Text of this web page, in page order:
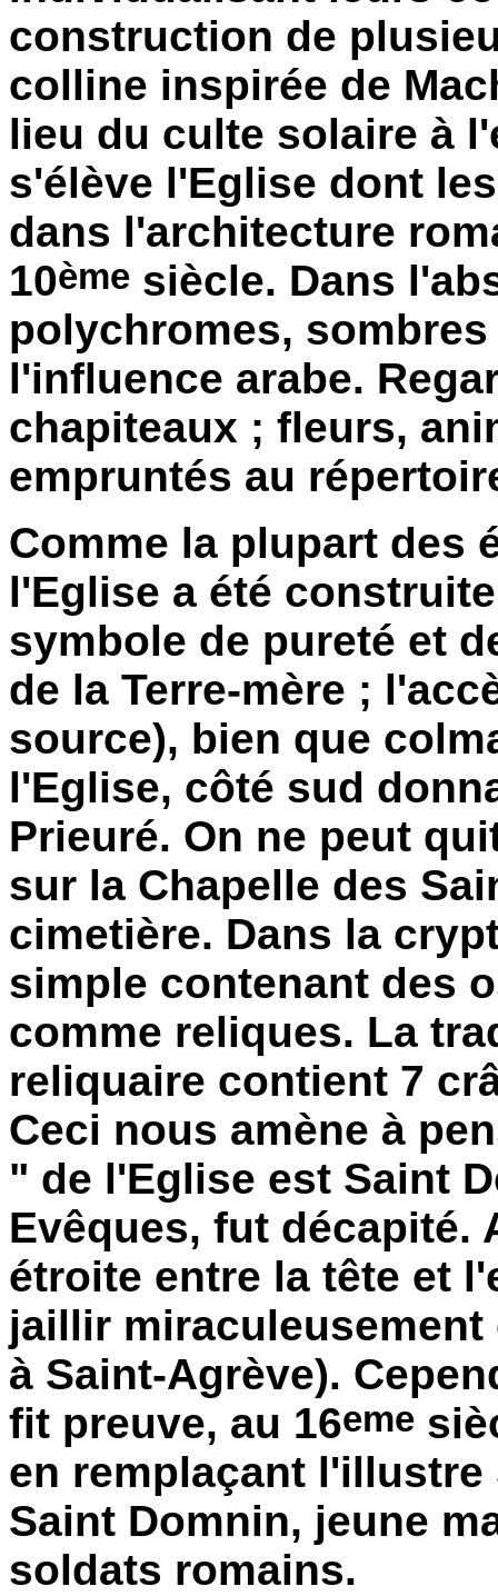
construction de
colline inspirée de
lieu du culte solaire à
s'élève l'Eglise dont
dans l'architecture
10ème siècle. Dans
polychromes,
l'influence arabe.
chapiteaux ; fleurs,
empruntés au
Comme la plupart des
l'Eglise a été
symbole de pureté et
de la Terre-mère ;
source), bien que
l'Eglise, côté sud
Prieuré. On ne peut
sur la Chapelle des
cimetière. Dans la
simple contenant des
comme reliques. La
reliquaire contient 7
Ceci nous amène à
" de l'Eglise est Saint
Evêques, fut décapité.
étroite entre la tête et
jaillir miraculeusement
à Saint-Agrève).
fit preuve, au 16eme
en remplaçant
Saint Domnin, jeune
soldats romains.